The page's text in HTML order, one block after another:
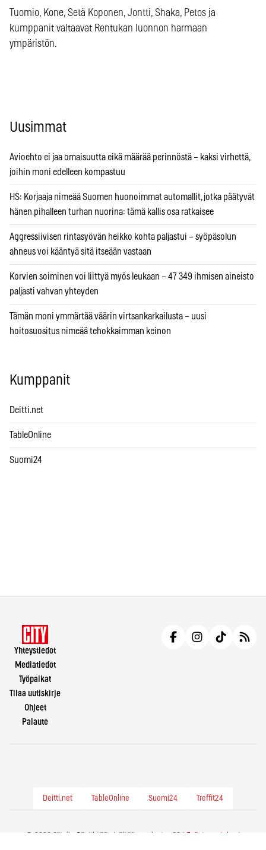
Tuomio, Kone, Setä Koponen, Jontti, Shaka, Petos ja
kumppanit valtaavat Rentukan luonnon harmaan
ympäristön.
Uusimmat
Avioehto ei jaa omaisuutta eikä määrää perinnöstä – kaksi virhettä,
joihin moni edelleen kompastuu
HS: Korjaaja nimeää Suomen huonoimmat automallit, jotka päätyvät
hänen pihalleen turhan nuorina: tämä kallis osa ratkaisee
Aggressiivisen rintasyövän heikko kohta paljastui – syöpäsolun
ahneus voi kääntyä sitä itseään vastaan
Korvien soiminen voi liittyä myös leukaan – 47 349 ihmisen aineisto
paljasti vahvan yhteyden
Tämän moni ymmärtää väärin virtsankarkailusta – uusi
hoitosuositus nimeää tehokkaimman keinon
Kumppanit
Deitti.net
TableOnline
Suomi24
Yhteystiedot
Mediatiedot
Työpaikat
Tilaa uutiskirje
Ohjeet
Palaute
Deitti.net TableOnline Suomi24 Treffit24